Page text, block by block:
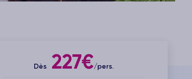
Dès227€/pers.